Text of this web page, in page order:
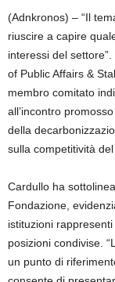
(Adnkronos) – “Il
riuscire a capire
interessi del
of Public Affairs &
membro comitato
all’incontro
della
sulla competitività
Cardullo ha
Fondazione,
istituzioni
posizioni condivise.
un punto di